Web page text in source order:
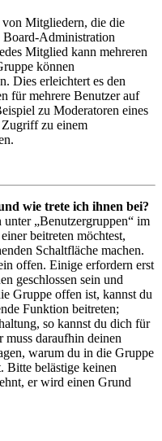
Mitgliedern, die die
Administration
Mitglied kann mehreren
können
Dies erleichtert es den
für mehrere Benutzer auf
zu Moderatoren eines
Zugriff zu einem
wie trete ich ihnen bei?
„Benutzergruppen“ im
beitreten möchtest,
Schaltfläche machen.
offen. Einige erfordern erst
geschlossen sein und
Gruppe offen ist, kannst du
Funktion beitreten;
so kannst du dich für
daraufhin deinen
warum du in die Gruppe
Bitte belästige keinen
er wird einen Grund